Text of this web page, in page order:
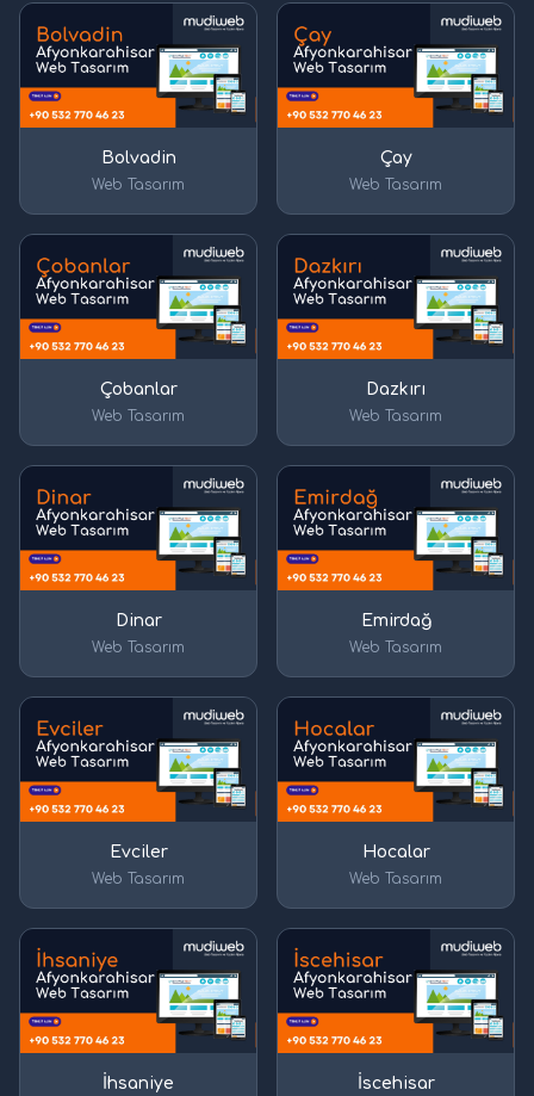
Bolvadin
Web Tasarım
Çay
Web Tasarım
Çobanlar
Web Tasarım
Dazkırı
Web Tasarım
Dinar
Web Tasarım
Emirdağ
Web Tasarım
Evciler
Web Tasarım
Hocalar
Web Tasarım
İhsaniye İscehisar